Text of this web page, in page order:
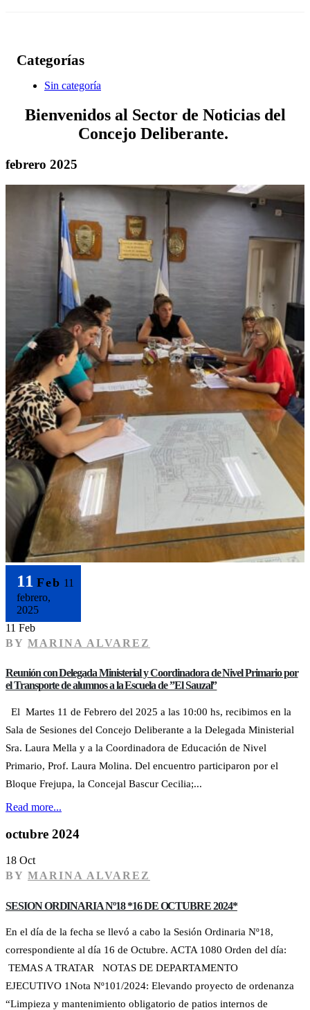
Categorías
Sin categoría
Bienvenidos al Sector de Noticias del
Concejo Deliberante.
febrero 2025
11 Feb 11
febrero,
2025
11 Feb
BY MARINA ALVAREZ
Reunión con Delegada Ministerial y Coordinadora de Nivel Primario por
el Transporte de alumnos a la Escuela de ”El Sauzal”
El Martes 11 de Febrero del 2025 a las 10:00 hs, recibimos en la
Sala de Sesiones del Concejo Deliberante a la Delegada Ministerial
Sra. Laura Mella y a la Coordinadora de Educación de Nivel
Primario, Prof. Laura Molina. Del encuentro participaron por el
Bloque Frejupa, la Concejal Bascur Cecilia;...
Read more...
octubre 2024
18 Oct
BY MARINA ALVAREZ
SESION ORDINARIA Nº18 *16 DE OCTUBRE 2024*
En el día de la fecha se llevó a cabo la Sesión Ordinaria Nº18,
correspondiente al día 16 de Octubre. ACTA 1080 Orden del día:
TEMAS A TRATAR NOTAS DE DEPARTAMENTO
EJECUTIVO 1Nota Nº101/2024: Elevando proyecto de ordenanza
“Limpieza y mantenimiento obligatorio de patios internos de